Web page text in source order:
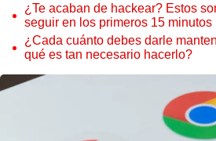
¿Te acaban de hackear? Estos
seguir en los primeros 15 minutos
¿Cada cuánto debes darle
qué es tan necesario hacerlo?